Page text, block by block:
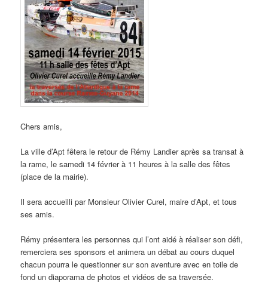
Chers amis,
La ville d’Apt fêtera le retour de Rémy Landier après sa transat à
la rame, le samedi 14 février à 11 heures à la salle des fêtes
(place de la mairie).
Il sera accueilli par Monsieur Olivier Curel, maire d’Apt, et tous
ses amis.
Rémy présentera les personnes qui l’ont aidé à réaliser son défi,
remerciera ses sponsors et animera un débat au cours duquel
chacun pourra le questionner sur son aventure avec en toile de
fond un diaporama de photos et vidéos de sa traversée.